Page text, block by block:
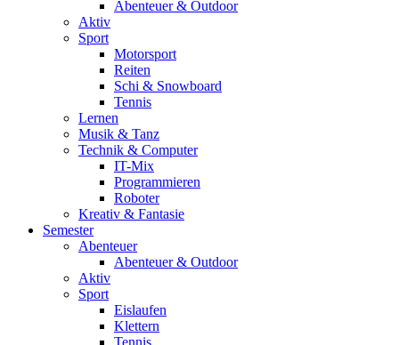
Abenteuer & Outdoor
Aktiv
Sport
Motorsport
Reiten
Schi & Snowboard
Tennis
Lernen
Musik & Tanz
Technik & Computer
IT-Mix
Programmieren
Roboter
Kreativ & Fantasie
Semester
Abenteuer
Abenteuer & Outdoor
Aktiv
Sport
Eislaufen
Klettern
Tennis